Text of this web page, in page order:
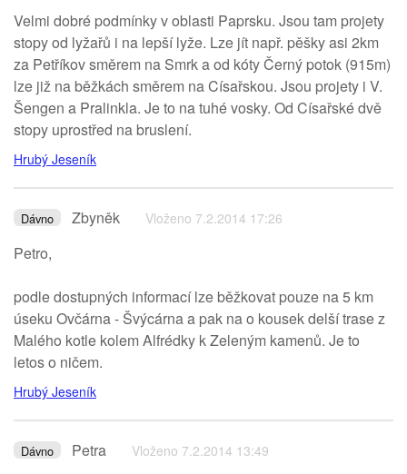
Velmi dobré podmínky v oblasti Paprsku. Jsou tam projety
stopy od lyžařů i na lepší lyže. Lze jít např. pěšky asi 2km
za Petříkov směrem na Smrk a od kóty Černý potok (915m)
lze již na běžkách směrem na Císařskou. Jsou projety i V.
Šengen a Pralinkla. Je to na tuhé vosky. Od Císařské dvě
stopy uprostřed na bruslení.
Hrubý Jeseník
Dávno Zbyněk Vloženo 7.2.2014 17:26
Petro,
podle dostupných informací lze běžkovat pouze na 5 km
úseku Ovčárna - Švýcárna a pak na o kousek delší trase z
Malého kotle kolem Alfrédky k Zeleným kamenů. Je to
letos o ničem.
Hrubý Jeseník
Dávno Petra Vloženo 7.2.2014 13:49